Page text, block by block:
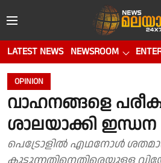
LATEST NEWS NEWSROOM
OPINION
വാഹനങ്ങളെ
ശാലയാക്കി ഇന്ധന
പെട്രോളിൽ എഥനോൾ